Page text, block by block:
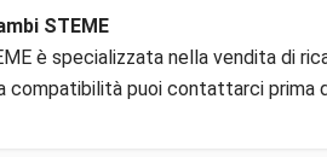
STEME
è specializzata nella vendita di
compatibilità puoi contattarci prima